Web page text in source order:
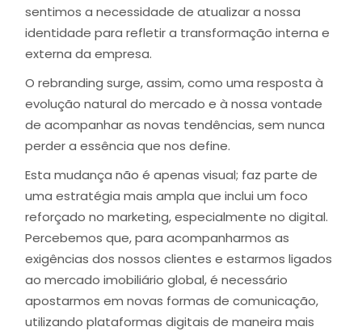
sentimos a necessidade de atualizar a nossa
identidade para refletir a transformação interna e
externa da empresa.
O rebranding surge, assim, como uma resposta à
evolução natural do mercado e à nossa vontade
de acompanhar as novas tendências, sem nunca
perder a essência que nos define.
Esta mudança não é apenas visual; faz parte de
uma estratégia mais ampla que inclui um foco
reforçado no marketing, especialmente no digital.
Percebemos que, para acompanharmos as
exigências dos nossos clientes e estarmos ligados
ao mercado imobiliário global, é necessário
apostarmos em novas formas de comunicação,
utilizando plataformas digitais de maneira mais